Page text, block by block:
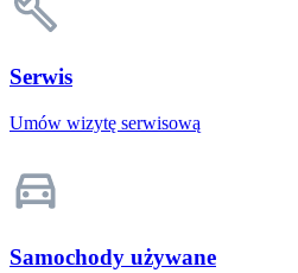
Serwis
Umów wizytę serwisową
Samochody używane